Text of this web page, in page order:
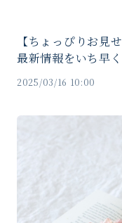
【ちょっぴりお見
最新情報をいち早
2025/03/16 10:00